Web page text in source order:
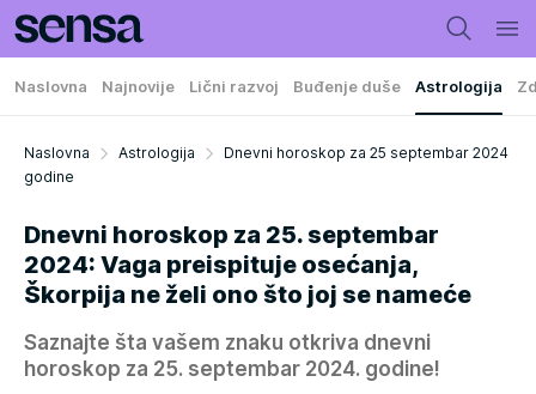
Naslovna Najnovije Lični razvoj Buđenje duše Astrologija
Naslovna Astrologija
Dnevni horoskop za 25 septembar 2024
godine
Dnevni horoskop za 25. septembar
2024: Vaga preispituje osećanja,
Škorpija ne želi ono što joj se nameće
Saznajte šta vašem znaku otkriva dnevni
horoskop za 25. septembar 2024. godine!